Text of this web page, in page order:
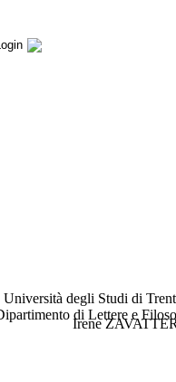
Irene
Università degli Studi di
di Lettere e